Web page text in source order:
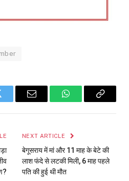
Email WhatsAppCopy
NEXT ARTICLE
बेगूसराय में मां और 11 माह के बेटे की
लाश फंदे से लटकी मिली, 6 माह पहले
पति की हुई थी मौत